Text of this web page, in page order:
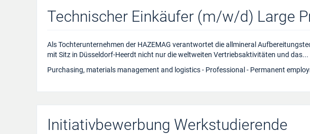
Technischer Einkäufer (m/w/d) Large
Als Tochterunternehmen der HAZEMAG verantwortet die allmineral
mit Sitz in Düsseldorf-Heerdt nicht nur die weltweiten Vertriebsaktivitäten und das...
Purchasing, materials management and logistics - Professional - Permanent
Initiativbewerbung Werkstudierende